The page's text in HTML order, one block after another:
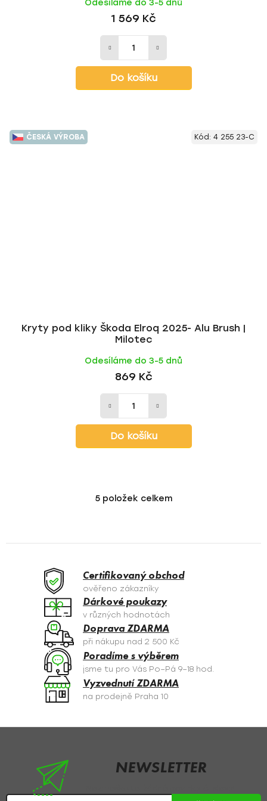
Odesíláme do 3-5 dnů
1 569 Kč
Do košíku
ČESKÁ VÝROBA
Kryty pod kliky Škoda Elroq 2025- Alu Brush |
Milotec
Odesíláme do 3-5 dnů
869 Kč
Do košíku
Kód: 4 255 23-C
O
á
c
í
p
r
v
k
y
v
ý
p
s
5položek celkem
Certifikovaný obchod
ověřeno zákazníky
Dárkové poukazy
v různých hodnotách
Doprava ZDARMA
při nákupu nad 2 500 Kč
Poradíme s výběrem
jsme tu pro Vás Po–Pá 9–18 hod.
Vyzvednutí ZDARMA
na prodejně Praha 10
NEWSLETTER